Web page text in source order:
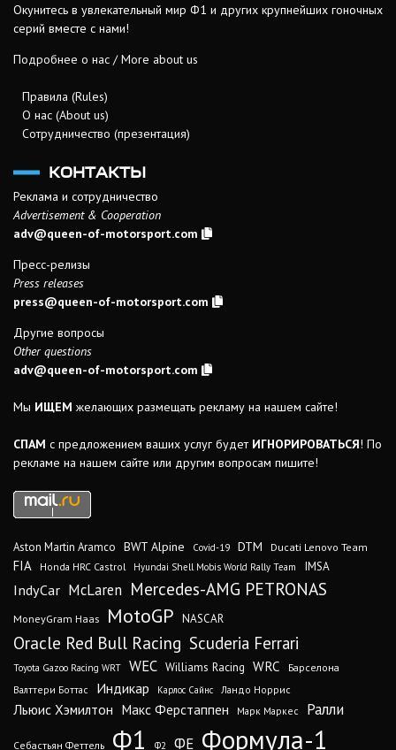
Окунитесь в увлекательный мир Ф1 и других крупнейших гоночных
серий вместе с нами!
Подробнее о нас / More about us
Правила (Rules)
О нас (About us)
Сотрудничество (презентация)
КОНТАКТЫ
Реклама и сотрудничество
Advertisement & Cooperation
adv@queen-of-motorsport.com
Пресс-релизы
Press releases
press@queen-of-motorsport.com
Другие вопросы
Other questions
adv@queen-of-motorsport.com
Мы ИЩЕМ желающих размещать рекламу на нашем сайте!
СПАМ с предложением ваших услуг будет ИГНОРИРОВАТЬСЯ! По
рекламе на нашем сайте или другим вопросам пишите!
Aston Martin Aramco BWT Alpine Covid-19 DTM Ducati Lenovo Team
FIA Honda HRC Castrol Hyundai Shell Mobis World Rally Team IMSA
IndyCar McLaren Mercedes-AMG PETRONAS
MoneyGram Haas MotoGP NASCAR
Oracle Red Bull Racing Scuderia Ferrari
Toyota Gazoo Racing WRT WEC Williams Racing WRC
Барселона
Валттери Боттас
Индикар Карлос Сайнс Ландо Норрис
Льюис Хэмилтон Макс Ферстаппен Марк Маркес Ралли
Себастьян Феттель Ф1 Ф2 ФЕ Формула-1